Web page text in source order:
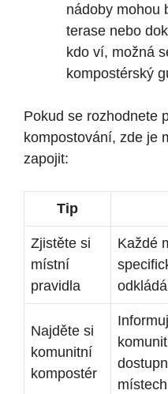
nádoby mohou
terase‌ nebo
kdo ví, možná
kompostérský
Pokud se rozhodnete
kompostování, zde je
‍zapojit:
Tip
Zjistěte si
místní
pravidla
Každé
Najděte si ​
komunitní
kompostér